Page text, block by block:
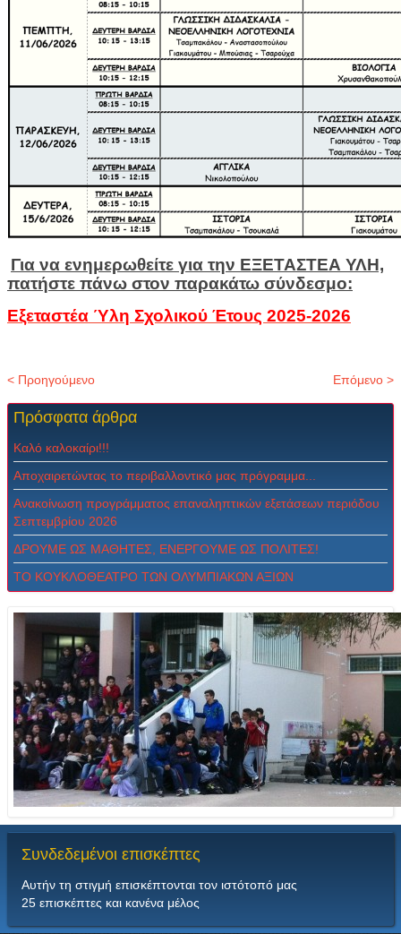
Για να ενημερωθείτε για την ΕΞΕΤΑΣΤΕΑ ΥΛΗ,
πατήστε πάνω στον παρακάτω σύνδεσμο:
Εξεταστέα Ύλη Σχολικού Έτους 2025-2026
< Προηγούμενο Επόμενο >
Πρόσφατα άρθρα
Καλό καλοκαίρι!!!
Αποχαιρετώντας το περιβαλλοντικό μας πρόγραμμα...
Ανακοίνωση προγράμματος επαναληπτικών εξετάσεων περιόδου
Σεπτεμβρίου 2026
ΔPOYME ΩΣ MAΘHTEΣ, ENEPΓOYME ΩΣ ΠOΛITEΣ!
ΤΟ ΚΟΥΚΛΟΘΕΑΤΡΟ ΤΩΝ ΟΛΥΜΠΙΑΚΩΝ ΑΞΙΩΝ
Συνδεδεμένοι επισκέπτες
Αυτήν τη στιγμή επισκέπτονται τον ιστότοπό μας
25 επισκέπτες και κανένα μέλος